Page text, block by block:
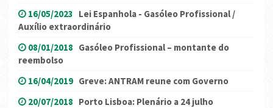
16/05/2023 Lei Espanhola - Gasóleo Profissional /
Auxílio extraordinário
08/01/2018 Gasóleo Profissional – montante do
reembolso
16/04/2019 Greve: ANTRAM reune com Governo
20/07/2018 Porto Lisboa: Plenário a 24 julho